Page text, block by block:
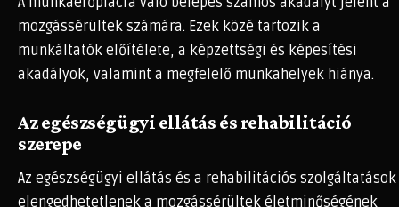
mozgássérültek számára. Ezek közé tartozik a
munkáltatók előítélete, a képzettségi és képesítési
akadályok, valamint a megfelelő munkahelyek hiánya.
Az egészségügyi ellátás és rehabilitáció
szerepe
Az egészségügyi ellátás és a rehabilitációs szolgáltatások
elengedhetetlenek a mozgássérültek életminőségének